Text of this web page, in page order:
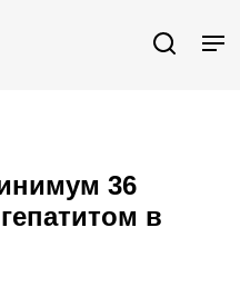
36
в